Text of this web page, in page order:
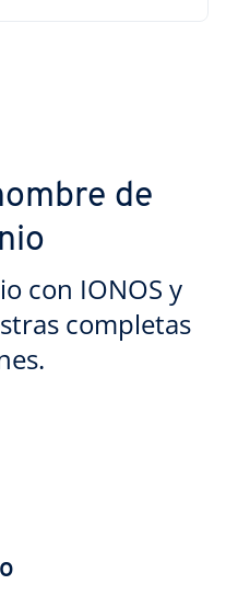
de
con IONOS y
completas